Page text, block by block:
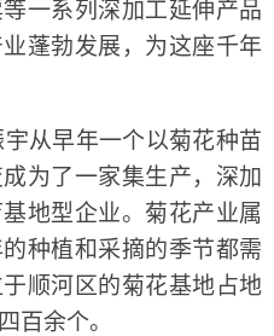
一系列深加工延伸产品
蓬勃发展，为这座千年
从早年一个以菊花种苗
为了一家集生产，深加
地型企业。菊花产业属
种植和采摘的季节都需
顺河区的菊花基地占地
百余个。